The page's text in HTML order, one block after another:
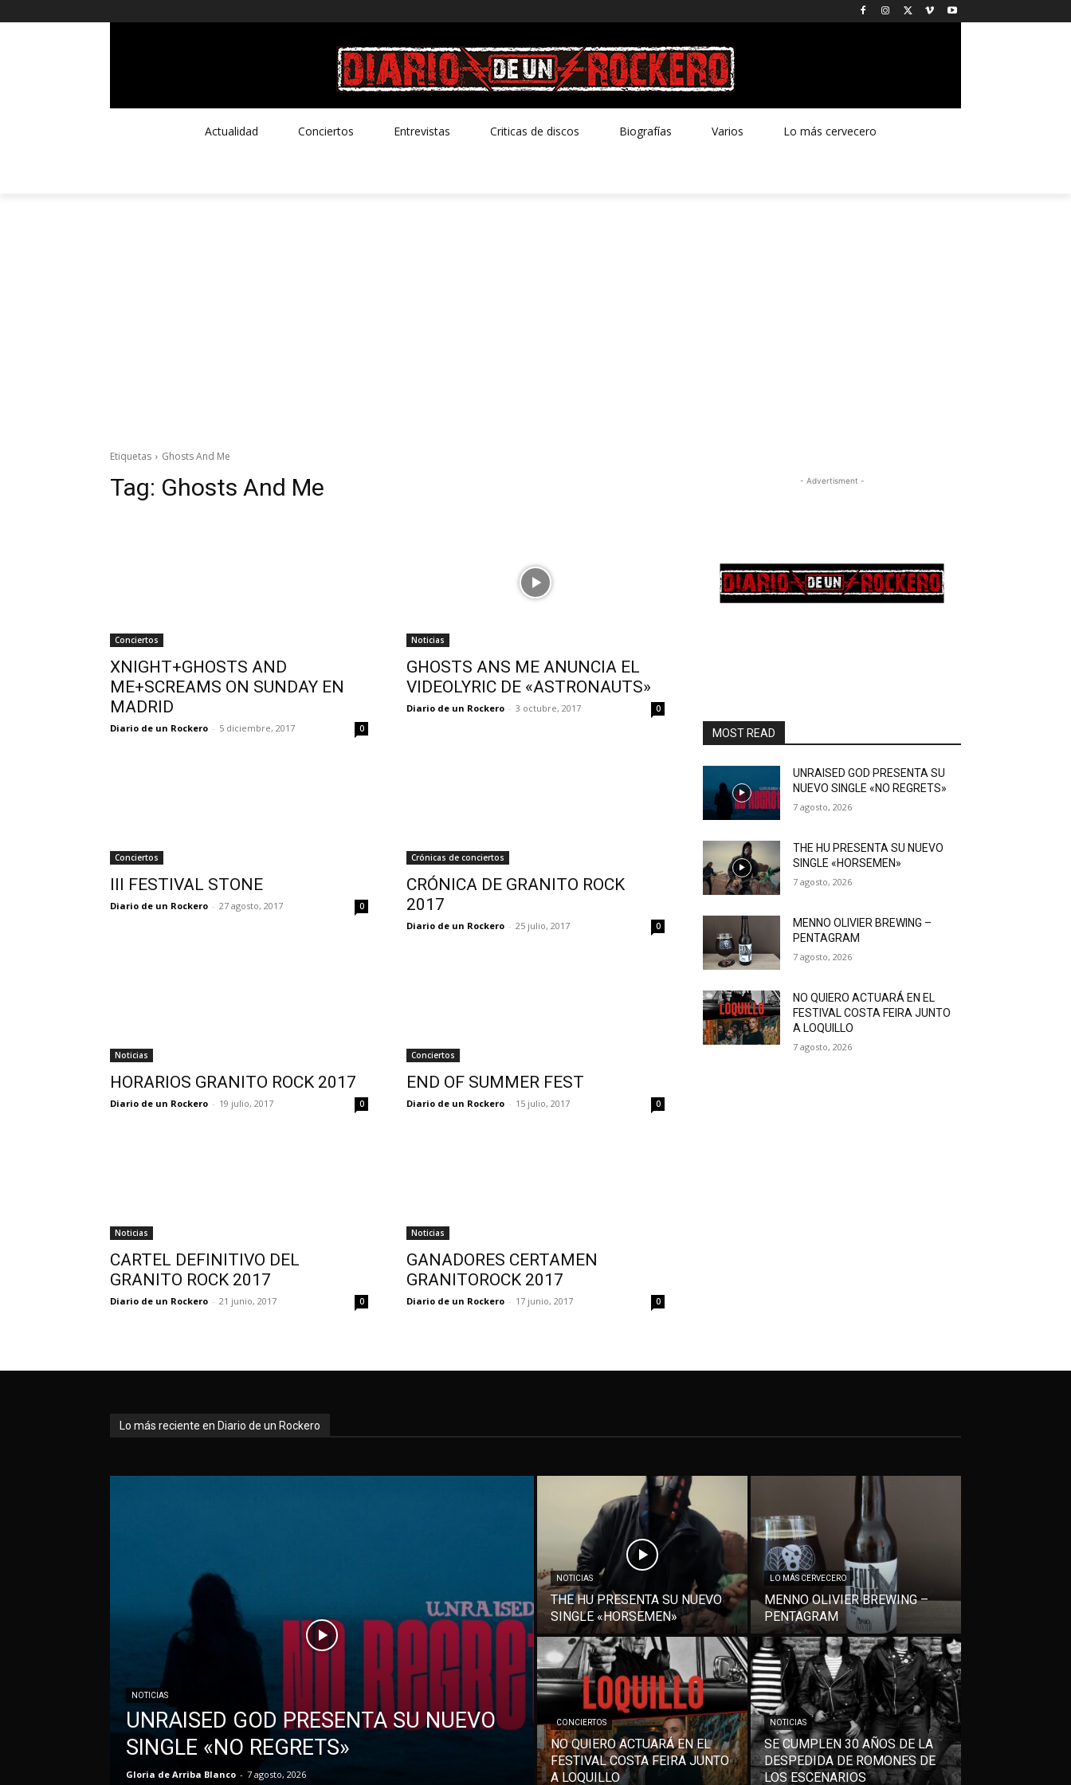
Actualidad Conciertos Entrevistas Criticas de discos Biografías Varios Lo más cervecero
Etiquetas Ghosts And Me
Tag: Ghosts And Me
Conciertos
XNIGHT+GHOSTS AND
ME+SCREAMS ON SUNDAY EN
MADRID
Diario de un Rockero - 5 diciembre, 2017 0
Noticias
GHOSTS ANS ME ANUNCIA EL
VIDEOLYRIC DE «ASTRONAUTS»
Diario de un Rockero - 3 octubre, 2017 0
Conciertos
III FESTIVAL STONE
Diario de un Rockero - 27 agosto, 2017 0
Crónicas de conciertos
CRÓNICA DE GRANITO ROCK
2017
Diario de un Rockero - 25 julio, 2017 0
Noticias
HORARIOS GRANITO ROCK 2017
Diario de un Rockero - 19 julio, 2017 0
Conciertos
END OF SUMMER FEST
Diario de un Rockero - 15 julio, 2017 0
Noticias
CARTEL DEFINITIVO DEL
GRANITO ROCK 2017
Diario de un Rockero - 21 junio, 2017 0
Noticias
GANADORES CERTAMEN
GRANITOROCK 2017
Diario de un Rockero - 17 junio, 2017 0
- Advertisment -
MOST READ
UNRAISED GOD PRESENTA SU
NUEVO SINGLE «NO REGRETS»
7 agosto, 2026
THE HU PRESENTA SU NUEVO
SINGLE «HORSEMEN»
7 agosto, 2026
MENNO OLIVIER BREWING –
PENTAGRAM
7 agosto, 2026
NO QUIERO ACTUARÁ EN EL
FESTIVAL COSTA FEIRA JUNTO
A LOQUILLO
7 agosto, 2026
Lo más reciente en Diario de un Rockero
NOTICIAS
UNRAISED GOD PRESENTA SU NUEVO
SINGLE «NO REGRETS»
Gloria de Arriba Blanco - 7 agosto, 2026
NOTICIAS
THE HU PRESENTA SU NUEVO
SINGLE «HORSEMEN»
LO MÁS CERVECERO
MENNO OLIVIER BREWING –
PENTAGRAM
CONCIERTOS
NO QUIERO ACTUARÁ EN EL
FESTIVAL COSTA FEIRA JUNTO
A LOQUILLO
NOTICIAS
SE CUMPLEN 30 AÑOS DE LA
DESPEDIDA DE ROMONES DE
LOS ESCENARIOS